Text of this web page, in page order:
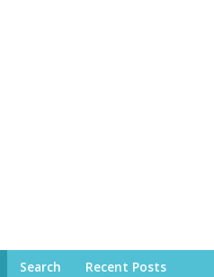
Search Recent Posts